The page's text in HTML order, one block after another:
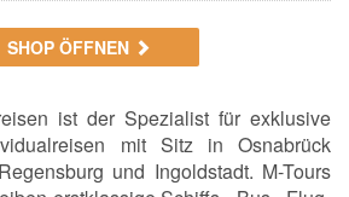
SHOP ÖFFNEN
ist der Spezialist für exklusive
mit Sitz in Osnabrück
und Ingoldstadt. M-Tours